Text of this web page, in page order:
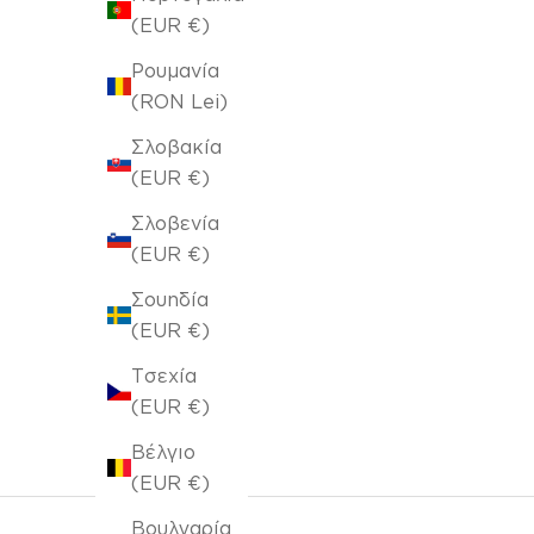
(EUR €)
Ρουμανία
(RON Lei)
Σλοβακία
(EUR €)
Σλοβενία
(EUR €)
Σουηδία
(EUR €)
Τσεχία
(EUR €)
Βέλγιο
(EUR €)
Βουλγαρία
Μαξιλαροθήκη 43x43cm Esther 657